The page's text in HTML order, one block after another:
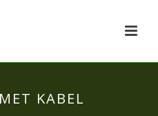
KABEL